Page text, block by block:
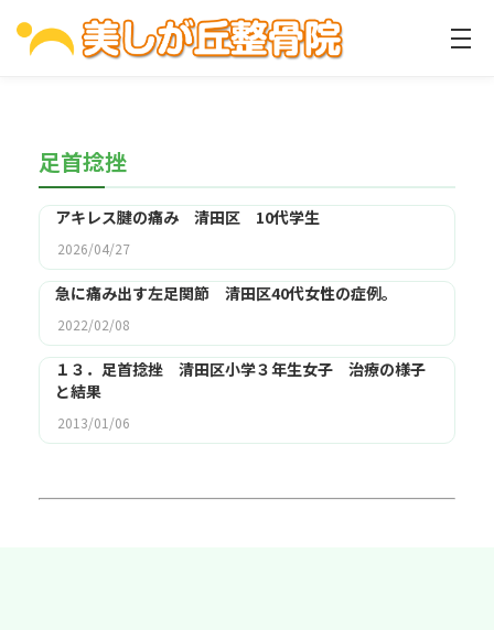
足首捻挫
アキレス腱の痛み 清田区 10代学生
2026/04/27
急に痛み出す左足関節 清田区40代女性の症例。
2022/02/08
１３．足首捻挫 清田区小学３年生女子 治療の様子
と結果
2013/01/06